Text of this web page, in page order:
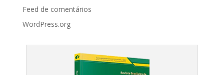
Feed de comentários
WordPress.org